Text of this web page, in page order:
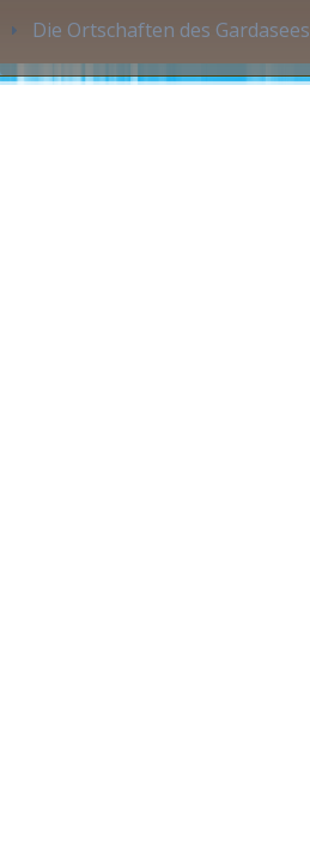
Die Ortschaften des Gardasees